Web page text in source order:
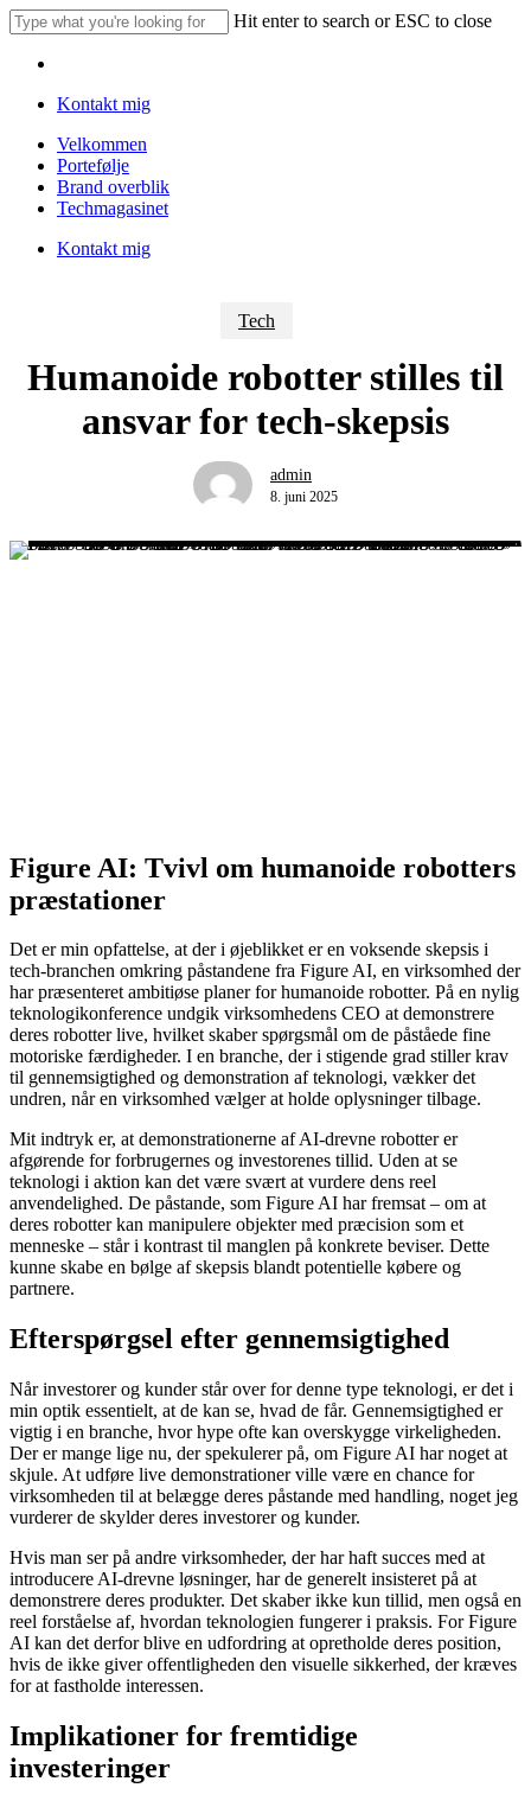
Skip
to
main
Hit enter to search or ESC to close
Search
Kontakt mig
Menu
Velkommen
Portefølje
Brand overblik
Techmagasinet
Kontakt mig
Tech
Humanoide robotter stilles til
ansvar for tech-skepsis
admin
8. juni 2025
Figure AI: Tvivl om humanoide robotters
præstationer
Det er min opfattelse, at der i øjeblikket er en voksende skepsis i
tech-branchen omkring påstandene fra Figure AI, en virksomhed der
har præsenteret ambitiøse planer for humanoide robotter. På en nylig
teknologikonference undgik virksomhedens CEO at demonstrere
deres robotter live, hvilket skaber spørgsmål om de påståede fine
motoriske færdigheder. I en branche, der i stigende grad stiller krav
til gennemsigtighed og demonstration af teknologi, vækker det
undren, når en virksomhed vælger at holde oplysninger tilbage.
Mit indtryk er, at demonstrationerne af AI-drevne robotter er
afgørende for forbrugernes og investorenes tillid. Uden at se
teknologi i aktion kan det være svært at vurdere dens reel
anvendelighed. De påstande, som Figure AI har fremsat – om at
deres robotter kan manipulere objekter med præcision som et
menneske – står i kontrast til manglen på konkrete beviser. Dette
kunne skabe en bølge af skepsis blandt potentielle købere og
partnere.
Efterspørgsel efter gennemsigtighed
Når investorer og kunder står over for denne type teknologi, er det i
min optik essentielt, at de kan se, hvad de får. Gennemsigtighed er
vigtig i en branche, hvor hype ofte kan overskygge virkeligheden.
Der er mange lige nu, der spekulerer på, om Figure AI har noget at
skjule. At udføre live demonstrationer ville være en chance for
virksomheden til at belægge deres påstande med handling, noget jeg
vurderer de skylder deres investorer og kunder.
Hvis man ser på andre virksomheder, der har haft succes med at
introducere AI-drevne løsninger, har de generelt insisteret på at
demonstrere deres produkter. Det skaber ikke kun tillid, men også en
reel forståelse af, hvordan teknologien fungerer i praksis. For Figure
AI kan det derfor blive en udfordring at opretholde deres position,
hvis de ikke giver offentligheden den visuelle sikkerhed, der kræves
for at fastholde interessen.
Implikationer for fremtidige
investeringer